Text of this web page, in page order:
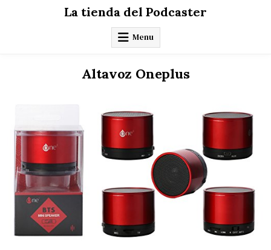
La tienda del Podcaster
Menu
Altavoz Oneplus